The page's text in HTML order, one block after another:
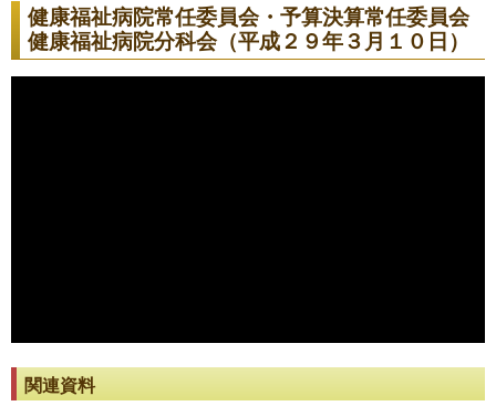
健康福祉病院常任委員会・予算決算常任委員会
健康福祉病院分科会（平成２９年３月１０日）
関連資料